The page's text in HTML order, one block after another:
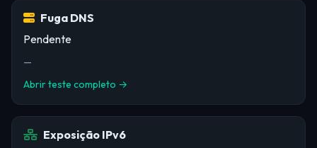
Fuga DNS
Pendente
—
Abrir teste completo →
Exposição IPv6